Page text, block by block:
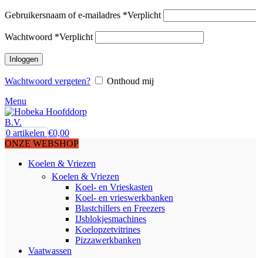
Gebruikersnaam of e-mailadres *Verplicht
Wachtwoord *Verplicht
Inloggen
Wachtwoord vergeten?
Onthoud mij
Menu
0 artikelen €0,00
ONZE WEBSHOP
Koelen & Vriezen
Koelen & Vriezen
Koel- en Vrieskasten
Koel- en vrieswerkbanken
Blastchillers en Freezers
IJsblokjesmachines
Koelopzetvitrines
Pizzawerkbanken
Vaatwassen